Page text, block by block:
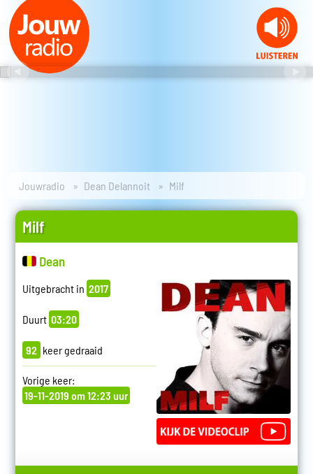
Jouwradio Dean Delannoit Milf
Milf
Dean
Uitgebracht in 2017
Duurt 03:20
92 keer gedraaid
Vorige keer:
19-11-2019 om 12:23 uur